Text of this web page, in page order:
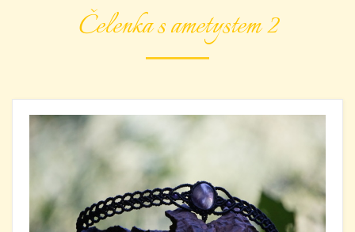
Čelenka s ametystem 2